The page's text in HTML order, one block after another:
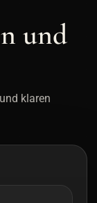
und
klaren